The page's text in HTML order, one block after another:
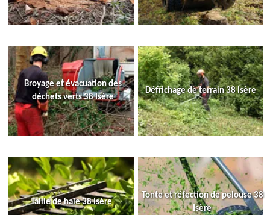
Broyage et évacuation des
déchets verts 38 Isère
Défrichage de terrain 38 Isère
Taille de haie 38 Isère
Tonte et réfection de pelouse 38
Isère